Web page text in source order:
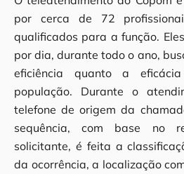
por cerca de 72
qualificados para a função.
por dia, durante todo o ano,
eficiência quanto a
população. Durante o
telefone de origem da
sequência, com base no
solicitante, é feita a
da ocorrência, a localização